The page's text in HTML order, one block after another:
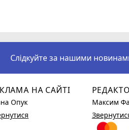
Слідкуйте за нашими
НА САЙТІ
Опук
Максим